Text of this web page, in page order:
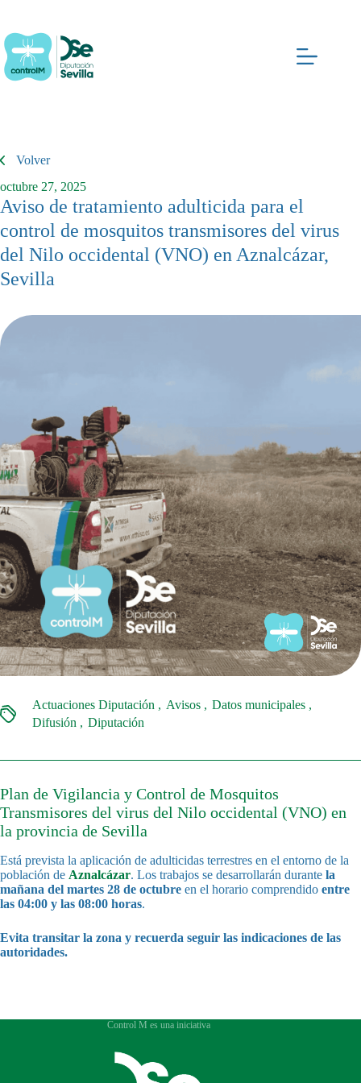
contenido
Volver
octubre 27, 2025
Aviso de tratamiento adulticida para el
control de mosquitos transmisores del virus
del Nilo occidental (VNO) en Aznalcázar,
Sevilla
Actuaciones Diputación Avisos
Datos municipales
Difusión
Diputación
Plan de Vigilancia y Control de Mosquitos
Transmisores del virus del Nilo occidental (VNO) en
la provincia de Sevilla
Está prevista la aplicación de adulticidas terrestres en el entorno de la
población de Aznalcázar. Los trabajos se desarrollarán durante la
mañana del martes 28 de octubre en el horario comprendido entre
las 04:00 y las 08:00 horas.
Evita transitar la zona y recuerda seguir las indicaciones de las
autoridades.
Control M es una iniciativa